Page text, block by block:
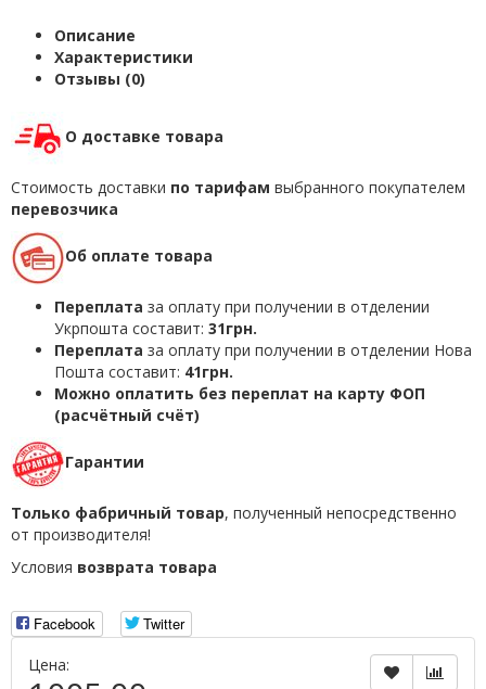
Описание
Характеристики
Отзывы (0)
О доставке товара
Стоимость доставки по тарифам выбранного покупателем
перевозчика
Об оплате товара
Переплата за оплату при получении в отделении
Укрпошта составит: 31грн.
Переплата за оплату при получении в отделении Нова
Пошта составит: 41грн.
Можно оплатить без переплат на карту ФОП
(расчётный счёт)
Гарантии
Только фабричный товар, полученный непосредственно
от производителя!
Условия возврата товара
Facebook
Twitter
Цена: